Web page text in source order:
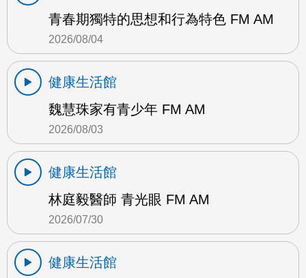
青春期獨特的思想和行為特色 FM AM
2026/08/04
健康生活館
魏慧珠家有青少年 FM AM
2026/08/03
健康生活館
林庭毅醫師 青光眼 FM AM
2026/07/30
健康生活館